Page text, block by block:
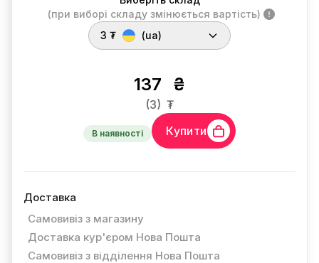
(при виборі складу змінюється вартість)
3 ₮
(ua)
137 ₴
(3) ₮
В наявності Купити
Доставка
Самовивіз з магазину
Доставка кур'єром Нова Пошта
Самовивіз з відділення Нова Пошта